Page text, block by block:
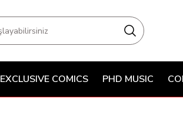
EXCLUSIVE COMICS PHD MUSIC